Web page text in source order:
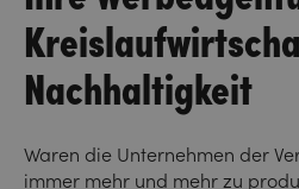
Nachhaltigkeit
Waren die Unternehmen der
immer mehr und mehr zu